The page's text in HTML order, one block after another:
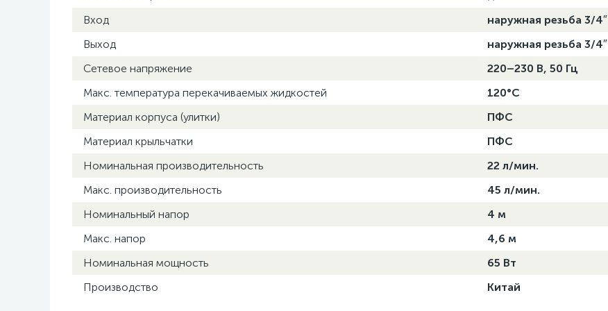
Вход
наружная резьба 3/4″
Выход
наружная резьба 3/4″
Сетевое напряжение
220–230 В, 50 Гц
Макс. температура перекачиваемых жидкостей
120°C
Материал корпуса (улитки)
ПФС
Материал крыльчатки
ПФС
Номинальная производительность
22 л/мин.
Макс. производительность
45 л/мин.
Номинальный напор
4 м
Макс. напор
4,6 м
Номинальная мощность
65 Вт
Производство
Китай